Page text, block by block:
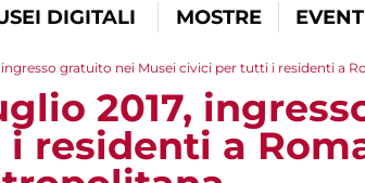
DIGITALI MOSTRE
ingresso gratuito nei Musei civici per tutti i residenti a
2017,
residenti a